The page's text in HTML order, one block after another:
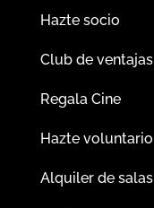
Hazte socio
Club de ventajas
Regala Cine
Hazte voluntario
Alquiler de salas